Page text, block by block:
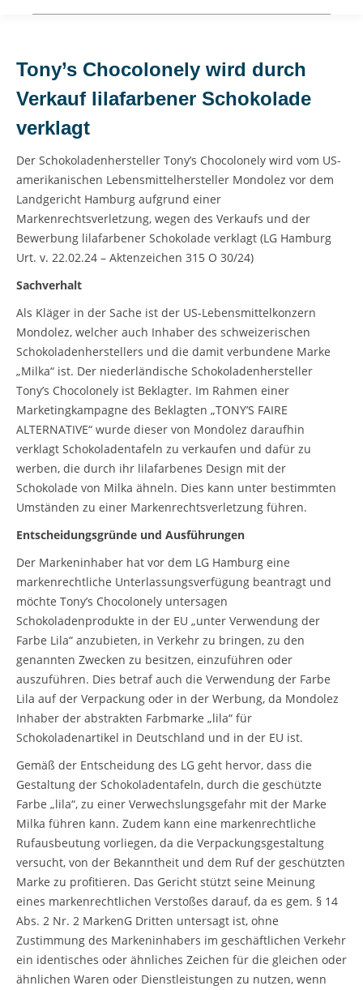
Tony’s Chocolonely wird durch
Verkauf lilafarbener Schokolade
verklagt
Der Schokoladenhersteller Tony’s Chocolonely wird vom US-
amerikanischen Lebensmittelhersteller Mondolez vor dem
Landgericht Hamburg aufgrund einer
Markenrechtsverletzung, wegen des Verkaufs und der
Bewerbung lilafarbener Schokolade verklagt (LG Hamburg
Urt. v. 22.02.24 – Aktenzeichen 315 O 30/24)
Sachverhalt
Als Kläger in der Sache ist der US-Lebensmittelkonzern
Mondolez, welcher auch Inhaber des schweizerischen
Schokoladenherstellers und die damit verbundene Marke
„Milka“ ist. Der niederländische Schokoladenhersteller
Tony’s Chocolonely ist Beklagter. Im Rahmen einer
Marketingkampagne des Beklagten „TONY’S FAIRE
ALTERNATIVE“ wurde dieser von Mondolez daraufhin
verklagt Schokoladentafeln zu verkaufen und dafür zu
werben, die durch ihr lilafarbenes Design mit der
Schokolade von Milka ähneln. Dies kann unter bestimmten
Umständen zu einer Markenrechtsverletzung führen.
Entscheidungsgründe und Ausführungen
Der Markeninhaber hat vor dem LG Hamburg eine
markenrechtliche Unterlassungsverfügung beantragt und
möchte Tony’s Chocolonely untersagen
Schokoladenprodukte in der EU „unter Verwendung der
Farbe Lila“ anzubieten, in Verkehr zu bringen, zu den
genannten Zwecken zu besitzen, einzuführen oder
auszuführen. Dies betraf auch die Verwendung der Farbe
Lila auf der Verpackung oder in der Werbung, da Mondolez
Inhaber der abstrakten Farbmarke „lila“ für
Schokoladenartikel in Deutschland und in der EU ist.
Gemäß der Entscheidung des LG geht hervor, dass die
Gestaltung der Schokoladentafeln, durch die geschützte
Farbe „lila“, zu einer Verwechslungsgefahr mit der Marke
Milka führen kann. Zudem kann eine markenrechtliche
Rufausbeutung vorliegen, da die Verpackungsgestaltung
versucht, von der Bekanntheit und dem Ruf der geschützten
Marke zu profitieren. Das Gericht stützt seine Meinung
eines markenrechtlichen Verstoßes darauf, da es gem. § 14
Abs. 2 Nr. 2 MarkenG Dritten untersagt ist, ohne
Zustimmung des Markeninhabers im geschäftlichen Verkehr
ein identisches oder ähnliches Zeichen für die gleichen oder
ähnlichen Waren oder Dienstleistungen zu nutzen, wenn